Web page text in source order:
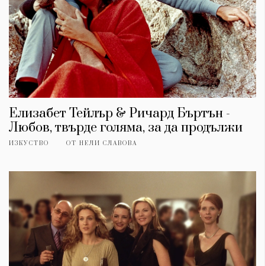
Елизабет Тейлър & Ричард Бъртън -
Любов, твърде голяма, за да продължи
ИЗКУСТВО ОТ НЕЛИ СЛАВОВА